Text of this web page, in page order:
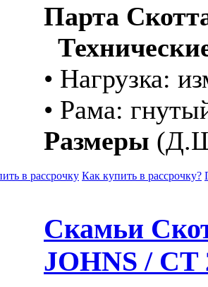
Парта
• Нагрузка:
• Рама:
Размеры
в рассрочку Как купить в рассрочку?
Скамьи
JOHNS / CT